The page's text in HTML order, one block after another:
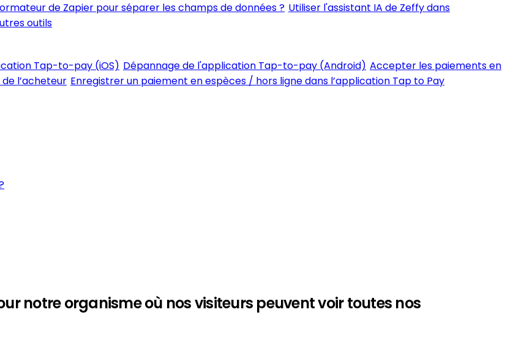
de Zapier pour séparer les champs de données ? Utiliser l'assistant IA de Zeffy dans
outils
Tap-to-pay (iOS) Dépannage de l'application Tap-to-pay (Android) Accepter les paiements en
l’acheteur Enregistrer un paiement en espèces / hors ligne dans l’application Tap to Pay
notre organisme où nos visiteurs peuvent voir toutes nos